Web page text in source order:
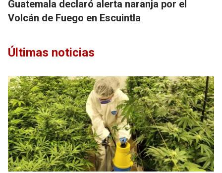
Guatemala declaró alerta naranja por el
Volcán de Fuego en Escuintla
Últimas noticias